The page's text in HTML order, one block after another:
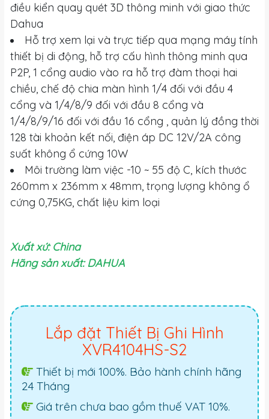
điều kiển quay quét 3D thông minh với giao thức
Dahua
Hỗ trợ xem lại và trực tiếp qua mạng máy tính
thiết bị di động, hỗ trợ cấu hình thông minh qua
P2P, 1 cổng audio vào ra hỗ trợ đàm thoại hai
chiều, chế độ chia màn hình 1/4 đối với đầu 4
cổng và 1/4/8/9 đối với đầu 8 cổng và
1/4/8/9/16 đối với đầu 16 cổng , quản lý đồng thời
128 tài khoản kết nối, điện áp DC 12V/2A công
suất không ổ cứng 10W
Môi trường làm việc -10 ~ 55 độ C, kích thước
260mm x 236mm x 48mm, trọng lượng không ổ
cứng 0,75KG, chất liệu kim loại
Xuất xứ: China
Hãng sản xuất: DAHUA
Lắp đặt Thiết Bị Ghi Hình
XVR4104HS-S2
Thiết bị mới 100%. Bảo hành chính hãng
24 Tháng
Giá trên chưa bao gồm thuế VAT 10%.